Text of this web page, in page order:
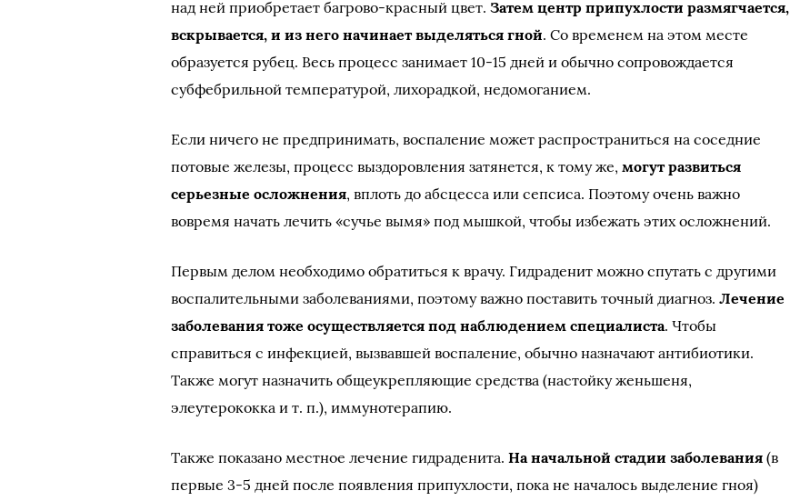
над ней приобретает багрово-красный цвет.Затем центр припухлости размягчается,
вскрывается, и из него начинает выделяться гной. Со временем на этом месте
образуется рубец. Весь процесс занимает 10-15 дней и обычно сопровождается
субфебрильной температурой, лихорадкой, недомоганием.
Если ничего не предпринимать, воспаление может распространиться на соседние
потовые железы, процесс выздоровления затянется, к тому же,могут развиться
серьезные осложнения, вплоть до абсцесса или сепсиса. Поэтому очень важно
вовремя начать лечить «сучье вымя» под мышкой, чтобы избежать этих осложнений.
Первым делом необходимо обратиться к врачу. Гидраденит можно спутать с другими
воспалительными заболеваниями, поэтому важно поставить точный диагноз.Лечение
заболевания тоже осуществляется под наблюдением специалиста. Чтобы
справиться с инфекцией, вызвавшей воспаление, обычно назначают антибиотики.
Также могут назначить общеукрепляющие средства (настойку женьшеня,
элеутерококка и т. п.), иммунотерапию.
Также показано местное лечение гидраденита.На начальной стадии заболевания (в
первые 3-5 дней после появления припухлости, пока не началось выделение гноя)